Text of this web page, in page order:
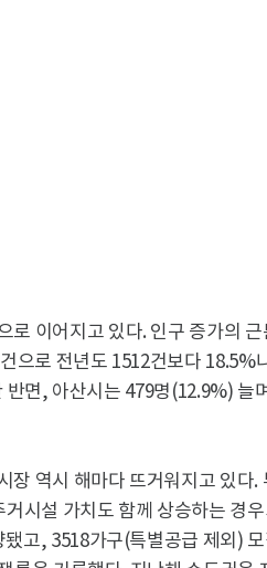
로 이어지고 있다. 인구 증가의
으로 전년도 1512건보다 18.5%
면, 아산시는 479명(12.9%) 늘
장 역시 해마다 뜨거워지고 있다
시설 가치도 함께 상승하는 경
고, 3518가구(특별공급 제외)